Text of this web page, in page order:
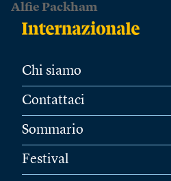
Alfie Packham
Chi siamo
Contattaci
Sommario
Festival